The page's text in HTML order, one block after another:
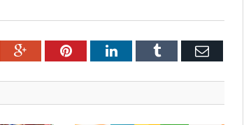
Google+PinterestLinkedInTumblr Email